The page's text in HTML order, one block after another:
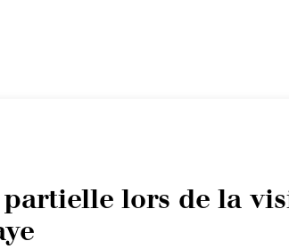
partielle lors de la